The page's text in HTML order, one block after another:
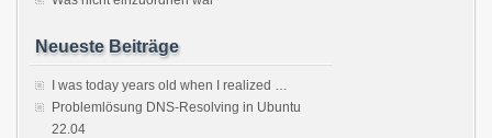
Neueste Beiträge
I was today years old when I realized …
Problemlösung DNS-Resolving in Ubuntu
22.04